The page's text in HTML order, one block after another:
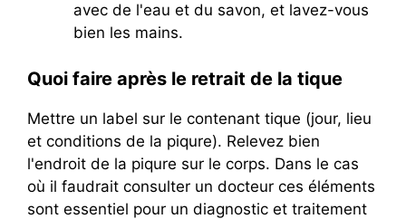
avec de l'eau et du savon, et lavez-vous
bien les mains.
Quoi faire après le retrait de la tique
Mettre un label sur le contenant tique (jour, lieu
et conditions de la piqure). Relevez bien
l'endroit de la piqure sur le corps. Dans le cas
où il faudrait consulter un docteur ces éléments
sont essentiel pour un diagnostic et traitement